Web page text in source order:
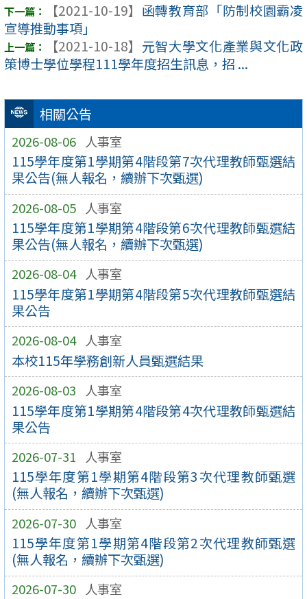
相關公告
2026-08-06 人事室
115學年度第1學期第4階段第7次代理教師甄選結
果公告(無人報名，續辦下次甄選)
2026-08-05 人事室
115學年度第1學期第4階段第6次代理教師甄選結
果公告(無人報名，續辦下次甄選)
2026-08-04 人事室
115學年度第1學期第4階段第5次代理教師甄選結
果公告
2026-08-04 人事室
本校115年學務創新人員甄選結果
2026-08-03 人事室
115學年度第1學期第4階段第4次代理教師甄選結
果公告
2026-07-31 人事室
115學年度第1學期第4階段第3次代理教師甄選
(無人報名，續辦下次甄選)
2026-07-30 人事室
115學年度第1學期第4階段第2次代理教師甄選
(無人報名，續辦下次甄選)
2026-07-30 人事室
【2021-10-19】 函轉教育部「防制校園霸凌
宣導推動事項」
【2021-10-18】 元智大學文化產業與文化政
策博士學位學程111學年度招生訊息，招 ...